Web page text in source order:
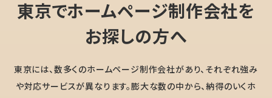
東京でホームページ制作会社を
お探しの方へ
東京には、数多くのホームページ制作会社があり、それぞれ強み
や対応サービスが異なります。膨大な数の中から、納得のいくホ